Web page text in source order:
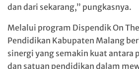
dan dari sekarang,” pungkasnya.
Melalui program Dispendik On
Pendidikan Kabupaten Malang
sinergi yang semakin kuat antara
dan satuan pendidikan dalam